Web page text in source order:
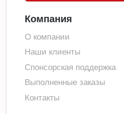
Компания
О компании
Наши клиенты
Спонсорская поддержка
Выполненные заказы
Контакты